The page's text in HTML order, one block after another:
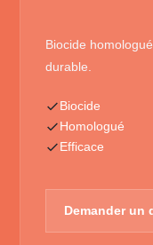
Biocide
durable.
Biocide
Homologué
Efficace
Demander un